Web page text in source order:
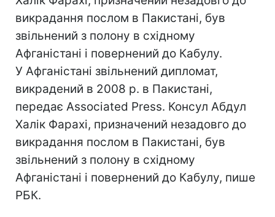
викрадання послом в Пакистані, був
звільнений з полону в східному
Афганістані і повернений до Кабулу.
У Афганістані звільнений дипломат,
викрадений в 2008 р. в Пакистані,
передає Associated Press. Консул Абдул
Халік Фарахі, призначений незадовго до
викрадання послом в Пакистані, був
звільнений з полону в східному
Афганістані і повернений до Кабулу, пише
РБК.